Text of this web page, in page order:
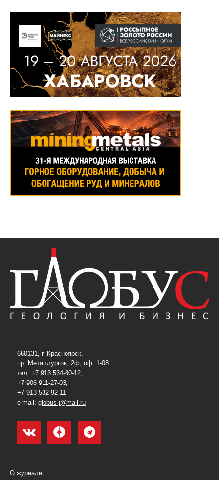
660131, г. Красноярск,
пр. Металлургов, 2ф, оф. 1-08
тел. +7 913 534-80-12,
+7 906 911-27-03,
+7 913 532-92-11
e-mail: globus-j@mail.ru
О журнале